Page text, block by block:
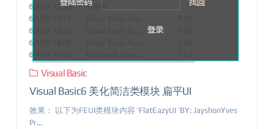
Visual Basic
Visual Basic6 美化简洁类模块 扁平UI
效果： 以下为FEUI类模块内容 ‘FlatEazyUI ‘BY: JayshonYves
Pr...